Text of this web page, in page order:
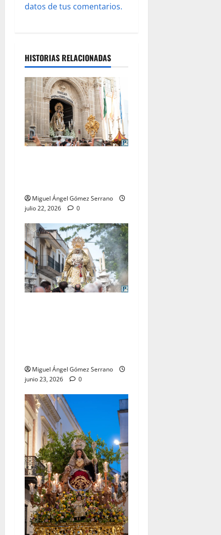
datos de tus comentarios.
HISTORIAS RELACIONADAS
Miguel Ángel Gómez Serrano
julio 22, 2026
0
Miguel Ángel Gómez Serrano
junio 23, 2026
0